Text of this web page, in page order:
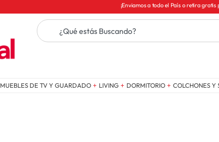
¡Enviamos a todo el País o retira
MUEBLES DE TV Y GUARDADO LIVING DORMITORIO COLCHONES Y